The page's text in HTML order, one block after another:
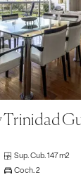
Trinidad
Sup. Cub. 147 m2
Coch. 2